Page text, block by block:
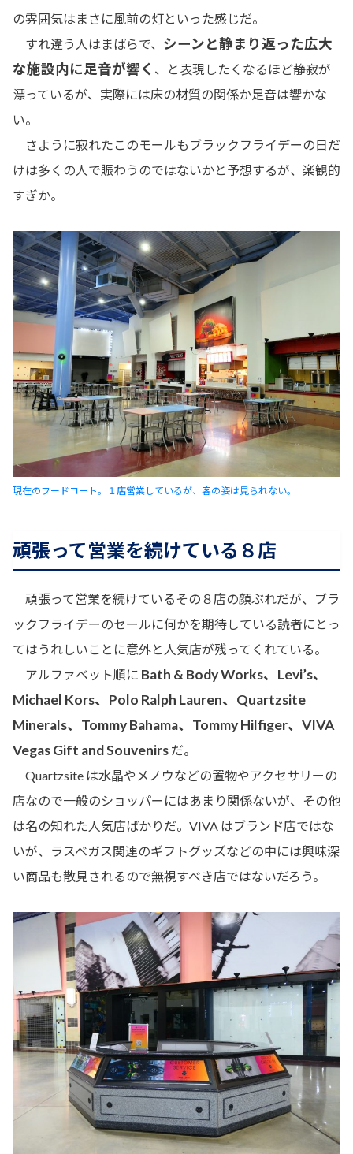
の雰囲気はまさに風前の灯といった感じだ。
すれ違う人はまばらで、 シーンと静まり返った広大
な施設内に足音が響く 、と表現したくなるほど静寂が
漂っているが、実際には床の材質の関係か足音は響かな
い。
さように寂れたこのモールもブラックフライデーの日だ
けは多くの人で賑わうのではないかと予想するが、楽観的
すぎか。
現在のフードコート。１店営業しているが、客の姿は見られない。
頑張って営業を続けている８店
頑張って営業を続けているその８店の顔ぶれだが、ブラ
ックフライデーのセールに何かを期待している読者にとっ
てはうれしいことに意外と人気店が残ってくれている。
アルファベット順に Bath & Body Works、Levi’s、
Michael Kors、Polo Ralph Lauren、Quartzsite
Minerals、Tommy Bahama、Tommy Hilfiger、VIVA
Vegas Gift and Souvenirs だ。
Quartzsite は水晶やメノウなどの置物やアクセサリーの
店なので一般のショッパーにはあまり関係ないが、その他
は名の知れた人気店ばかりだ。VIVA はブランド店ではな
いが、ラスベガス関連のギフトグッズなどの中には興味深
い商品も散見されるので無視すべき店ではないだろう。